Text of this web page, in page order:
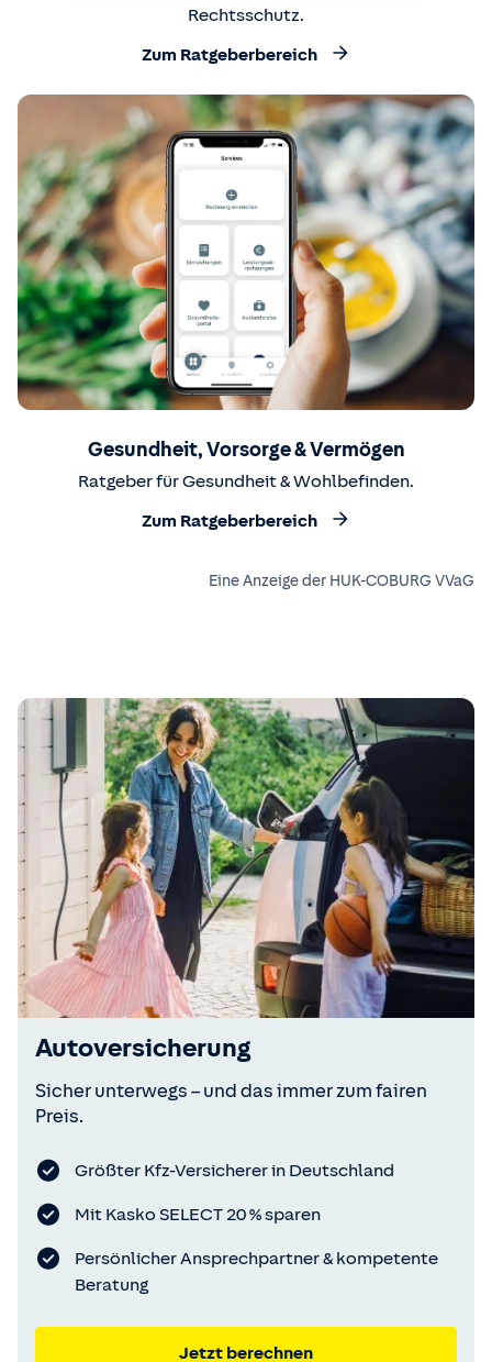
Rechtsschutz.
Zum Ratgeberbereich
Gesundheit, Vorsorge & Vermögen
Ratgeber für Gesundheit & Wohlbefinden.
Zum Ratgeberbereich
Eine Anzeige der HUK-COBURG VVaG
Autoversicherung
Sicher unterwegs – und das immer zum fairen
Preis.
Größter Kfz-Versicherer in Deutschland
Mit Kasko SELECT 20 % sparen
Persönlicher Ansprechpartner & kompetente
Beratung
Jetzt berechnen